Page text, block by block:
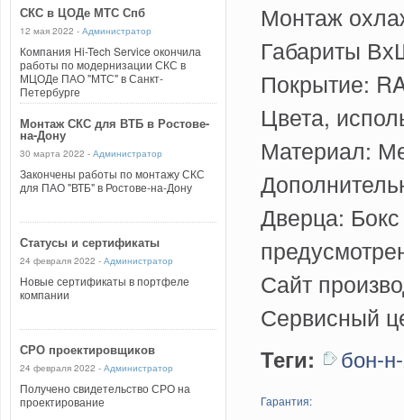
СКС в ЦОДе МТС Спб
12 мая 2022 - Администратор
Компания Hi-Tech Service окончила
работы по модернизации СКС в
МЦОДе ПАО "МТС" в Санкт-
Петербурге
Монтаж СКС для ВТБ в Ростове-
на-Дону
30 марта 2022 - Администратор
Закончены работы по монтажу СКС
для ПАО "ВТБ" в Ростове-на-Дону
Статусы и сертификаты
24 февраля 2022 - Администратор
Новые сертификаты в портфеле
компании
СРО проектировщиков
24 февраля 2022 - Администратор
Получено свидетельство СРО на
проектирование
Монтаж
Габариты
Покрытие:
Цвета,
Материал:
Дверца:
Сайт
Сервисный
Теги: бон-
Гарантия: